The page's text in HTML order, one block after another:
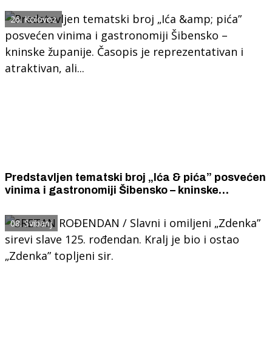
neutralni i biorazgradivi, ako to nije provjereno i
dokazano.
26. Kolovoz
Predstavljen tematski broj „Ića & pića” posvećen
vinima i gastronomiji Šibensko – kninske
atraktivan, ali...
08. Svibanj